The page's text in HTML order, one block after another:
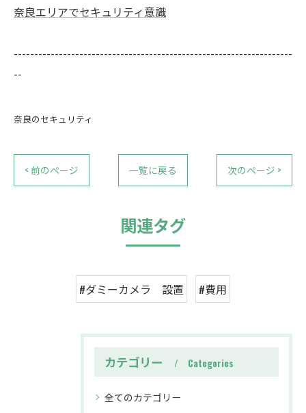
奈良エリアでセキュリティ意識
--------------------------------------------------------------------
--
奈良のセキュリティ
< 前のページ 一覧に戻る 次のページ >
関連タグ
#ダミーカメラ 設置 #費用
カテゴリー Categories
全てのカテゴリー